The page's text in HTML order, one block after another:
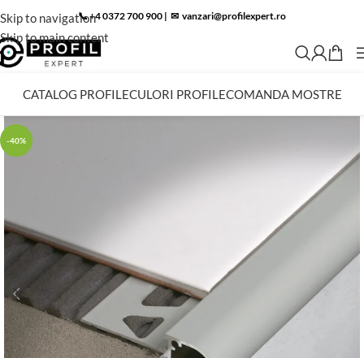
Skip to navigation
Skip to main content
📞 +4 0372 700 900 | ✉︎ vanzari@profilexpert.ro
CATALOG PROFILECULORI PROFILECOMANDA MOSTRE
-40%